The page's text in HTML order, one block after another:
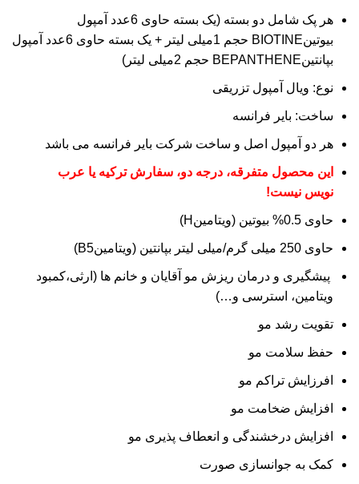
هر پک شامل دو بسته (یک بسته حاوی 6عدد آمپول
بیوتینBIOTINE حجم 1میلی لیتر + یک بسته حاوی 6عدد آمپول
بپانتینBEPANTHENE حجم 2میلی لیتر)
نوع: ویال آمپول تزریقی
ساخت: بایر فرانسه
هر دو آمپول اصل و ساخت شرکت بایر فرانسه می باشد
این محصول متفرقه، درجه دو، سفارش ترکیه یا عرب
نویس نیست!
حاوی 0.5% بیوتین (ویتامینH)
حاوی 250 میلی گرم/میلی لیتر بپانتین (ویتامینB5)
پیشگیری و درمان ریزش مو آقایان و خانم ها (ارثی،کمبود
ویتامین، استرسی و…)
تقویت رشد مو
حفظ سلامت مو
افرزایش تراکم مو
افزایش ضخامت مو
افزایش درخشندگی و انعطاف پذیری مو
کمک به جوانسازی صورت